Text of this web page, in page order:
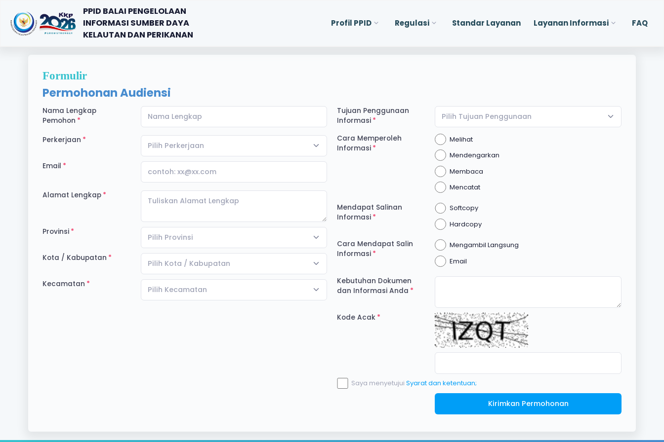
PPID BALAI PENGELOLAAN
INFORMASI SUMBER DAYA
KELAUTAN DAN PERIKANAN
Profil PPID Regulasi Standar Layanan Layanan Informasi FAQ
Formulir
Permohonan Audiensi
Nama Lengkap
Pemohon
Perkerjaan
Pilih Perkerjaan
Email
Alamat Lengkap
Provinsi
Pilih Provinsi
Kota / Kabupatan
Pilih Kota / Kabupatan
Kecamatan
Pilih Kecamatan
Tujuan Penggunaan
Informasi
Pilih Tujuan Penggunaan
Cara Memperoleh
Informasi
Melihat
Mendengarkan
Membaca
Mencatat
Mendapat Salinan
Informasi
Softcopy
Hardcopy
Cara Mendapat Salin
Informasi
Mengambil Langsung
Email
Kebutuhan Dokumen
dan Informasi Anda
Kode Acak
Saya menyetujui Syarat dan ketentuan;
Kirimkan Permohonan